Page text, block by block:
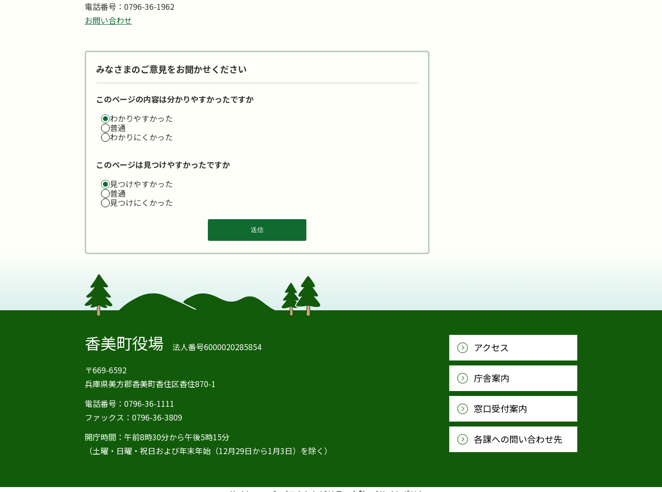
電話番号：0796-36-1962
お問い合わせ
みなさまのご意見をお聞かせください
このページの内容は分かりやすかったですか
わかりやすかった
普通
わかりにくかった
このページは見つけやすかったですか
見つけやすかった
普通
見つけにくかった
香美町役場
法人番号6000020285854
〒669-6592
兵庫県美方郡香美町香住区香住870-1
電話番号：0796-36-1111
ファックス：0796-36-3809
開庁時間：午前8時30分から午後5時15分
（土曜・日曜・祝日および年末年始（12月29日から1月3日）を除く）
アクセス
庁舎案内
窓口受付案内
各課への問い合わせ先